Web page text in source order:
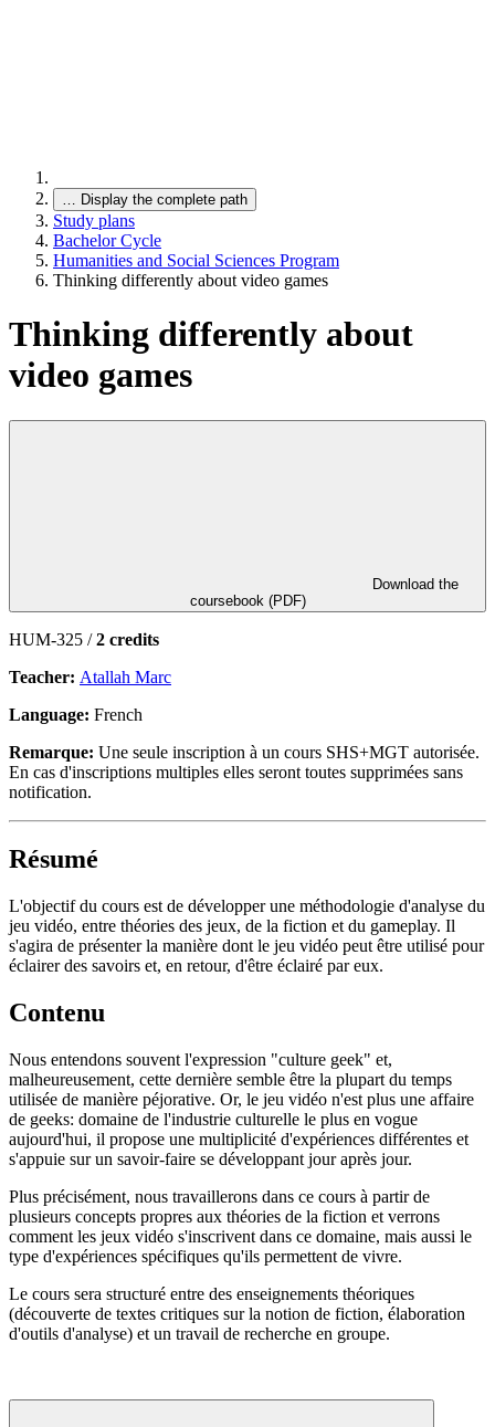
… Display the complete path
Study plans
Bachelor Cycle
Humanities and Social Sciences Program
Thinking differently about video games
Thinking differently about
video games
coursebook (PDF)
HUM-325 /2 credits
Teacher: Atallah Marc
Language: French
Remarque: Une seule inscription à un cours SHS+MGT autorisée.
En cas d'inscriptions multiples elles seront toutes supprimées sans
notification.
Résumé
L'objectif du cours est de développer une méthodologie d'analyse du
jeu vidéo, entre théories des jeux, de la fiction et du gameplay. Il
s'agira de présenter la manière dont le jeu vidéo peut être utilisé pour
éclairer des savoirs et, en retour, d'être éclairé par eux.
Contenu
Nous entendons souvent l'expression "culture geek" et,
malheureusement, cette dernière semble être la plupart du temps
utilisée de manière péjorative. Or, le jeu vidéo n'est plus une affaire
de geeks: domaine de l'industrie culturelle le plus en vogue
aujourd'hui, il propose une multiplicité d'expériences différentes et
s'appuie sur un savoir-faire se développant jour après jour.
Plus précisément, nous travaillerons dans ce cours à partir de
plusieurs concepts propres aux théories de la fiction et verrons
comment les jeux vidéo s'inscrivent dans ce domaine, mais aussi le
type d'expériences spécifiques qu'ils permettent de vivre.
Le cours sera structuré entre des enseignements théoriques
(découverte de textes critiques sur la notion de fiction, élaboration
d'outils d'analyse) et un travail de recherche en groupe.